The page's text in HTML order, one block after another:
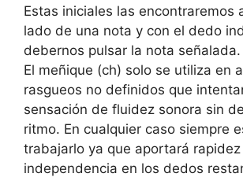
Estas iniciales las encontraremos
lado de una nota y con el dedo
debernos pulsar la nota señalada.
El meñique (ch) solo se utiliza en
rasgueos no definidos que
sensación de fluidez sonora sin
ritmo. En cualquier caso siempre
trabajarlo ya que aportará rapidez
independencia en los dedos